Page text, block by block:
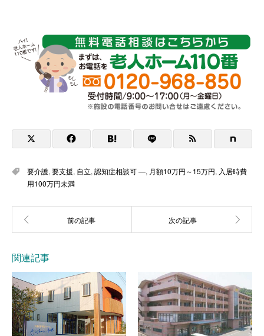
要介護, 要支援, 自立, 認知症相談可 —, 月額10万円～15万円, 入居時費
用100万円未満
関連記事